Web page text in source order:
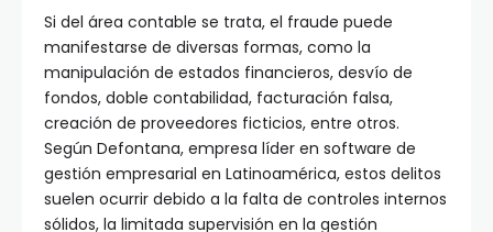
Si del área contable se trata, el fraude puede
manifestarse de diversas formas, como la
manipulación de estados financieros, desvío de
fondos, doble contabilidad, facturación falsa,
creación de proveedores ficticios, entre otros.
Según Defontana, empresa líder en software de
gestión empresarial en Latinoamérica, estos delitos
suelen ocurrir debido a la falta de controles internos
sólidos, la limitada supervisión en la gestión